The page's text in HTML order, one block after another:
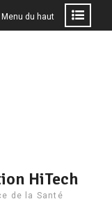
Menu du haut
HiTech
de la Santé